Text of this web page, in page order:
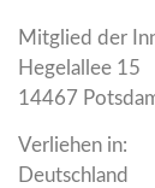
Mitglied der
Hegelallee 15
14467
Verliehen in:
Deutschland